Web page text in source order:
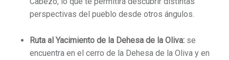
perspectivas del pueblo desde otros ángulos.
Ruta al Yacimiento de la Dehesa de la Oliva:se
encuentra en el cerro de la Dehesa de la Oliva y en